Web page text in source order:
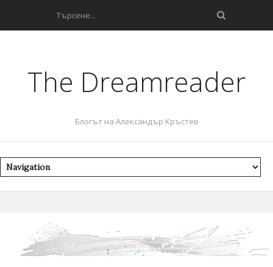
The Dreamreader
Блогът на Александър Кръстев